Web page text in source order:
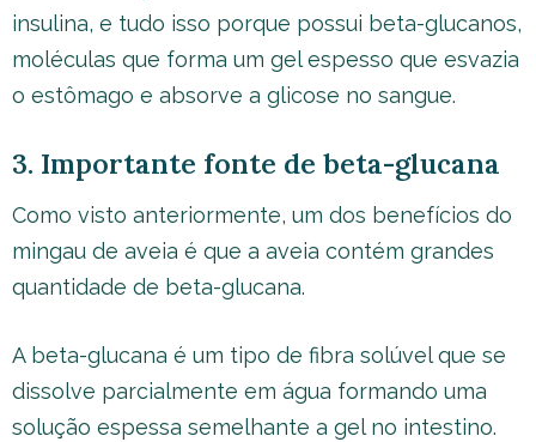
insulina, e tudo isso porque possui beta-glucanos,
moléculas que forma um gel espesso que esvazia
o estômago e absorve a glicose no sangue.
3. Importante fonte de beta-glucana
Como visto anteriormente, um dos benefícios do
mingau de aveia é que a aveia contém grandes
quantidade de beta-glucana.
A beta-glucana é um tipo de fibra solúvel que se
dissolve parcialmente em água formando uma
solução espessa semelhante a gel no intestino.